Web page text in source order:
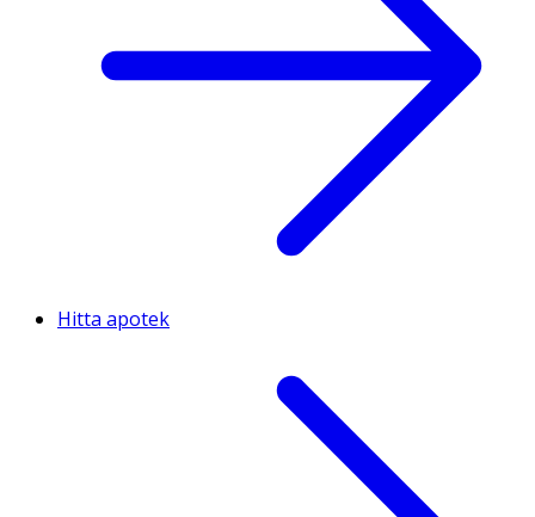
Hitta apotek